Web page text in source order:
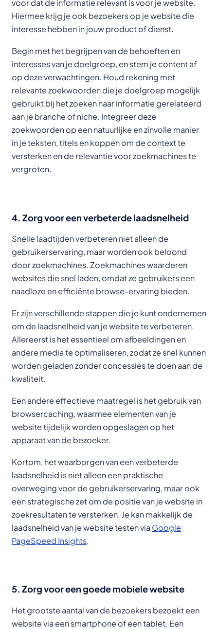
voor dat de informatie relevant is voor je website.
Hiermee krijg je ook bezoekers op je website die
interesse hebben in jouw product of dienst.
Begin met het begrijpen van de behoeften en
interesses van je doelgroep, en stem je content af
op deze verwachtingen. Houd rekening met
relevante zoekwoorden die je doelgroep mogelijk
gebruikt bij het zoeken naar informatie gerelateerd
aan je branche of niche. Integreer deze
zoekwoorden op een natuurlijke en zinvolle manier
in je teksten, titels en koppen om de context te
versterken en de relevantie voor zoekmachines te
vergroten.
4. Zorg voor een verbeterde laadsnelheid
Snelle laadtijden verbeteren niet alleen de
gebruikerservaring, maar worden ook beloond
door zoekmachines. Zoekmachines waarderen
websites die snel laden, omdat ze gebruikers een
naadloze en efficiënte browse-ervaring bieden.
Er zijn verschillende stappen die je kunt ondernemen
om de laadsnelheid van je website te verbeteren.
Allereerst is het essentieel om afbeeldingen en
andere media te optimaliseren, zodat ze snel kunnen
worden geladen zonder concessies te doen aan de
kwaliteit.
Een andere effectieve maatregel is het gebruik van
browsercaching, waarmee elementen van je
website tijdelijk worden opgeslagen op het
apparaat van de bezoeker.
Kortom, het waarborgen van een verbeterde
laadsnelheid is niet alleen een praktische
overweging voor de gebruikerservaring, maar ook
een strategische zet om de positie van je website in
zoekresultaten te versterken. Je kan makkelijk de
laadsnelheid van je website testen via Google
PageSpeed Insights.
5. Zorg voor een goede mobiele website
Het grootste aantal van de bezoekers bezoekt een
website via een smartphone of een tablet. Een